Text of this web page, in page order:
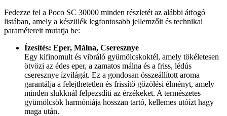
Fedezze fel a Poco SC 30000 minden részletét az alábbi átfogó
listában, amely a készülék legfontosabb jellemzőit és technikai
paramétereit mutatja be:
Ízesítés: Eper, Málna, Cseresznye
Egy kifinomult és vibráló gyümölcskoktél, amely tökéletesen
ötvözi az édes eper, a zamatos málna és a friss, lédús
cseresznye ízvilágát. Ez a gondosan összeállított aroma
garantálja a felejthetetlen és frissítő gőzölési élményt, amely
minden slukknál felpezsdíti az érzékeket. A természetes
gyümölcsök harmóniája hosszan tartó, kellemes utóízt hagy
maga után.